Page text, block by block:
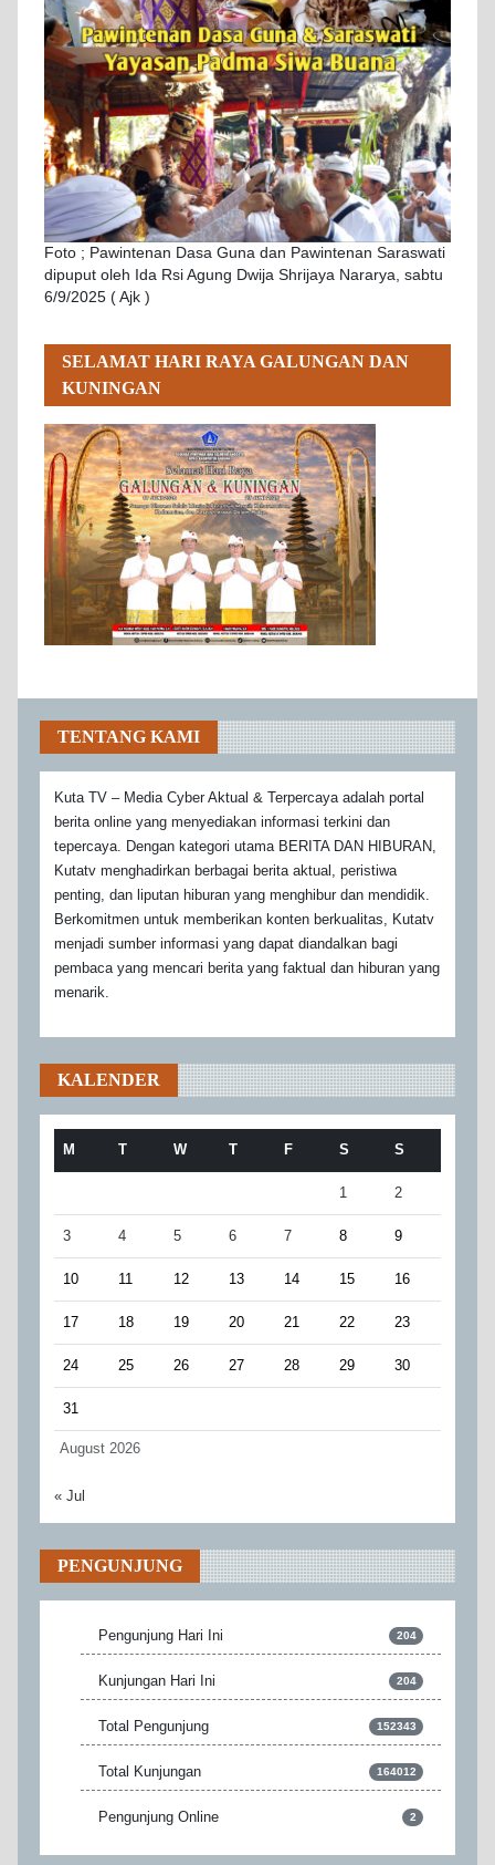
Foto ; Pawintenan Dasa Guna dan Pawintenan Saraswati
dipuput oleh Ida Rsi Agung Dwija Shrijaya Nararya, sabtu
6/9/2025 ( Ajk )
SELAMAT HARI RAYA GALUNGAN DAN
KUNINGAN
TENTANG KAMI
Kuta TV – Media Cyber Aktual & Terpercaya adalah portal
berita online yang menyediakan informasi terkini dan
tepercaya. Dengan kategori utama BERITA DAN HIBURAN,
Kutatv menghadirkan berbagai berita aktual, peristiwa
penting, dan liputan hiburan yang menghibur dan mendidik.
Berkomitmen untuk memberikan konten berkualitas, Kutatv
menjadi sumber informasi yang dapat diandalkan bagi
pembaca yang mencari berita yang faktual dan hiburan yang
menarik.
KALENDER
August 2026
M T W T F S S
1 2
3 4 5 6 7 8 9
10 11 12 13 14 15 16
17 18 19 20 21 22 23
24 25 26 27 28 29 30
31
« Jul
PENGUNJUNG
Pengunjung Hari Ini 204
Kunjungan Hari Ini 204
Total Pengunjung 152343
Total Kunjungan 164012
Pengunjung Online 2